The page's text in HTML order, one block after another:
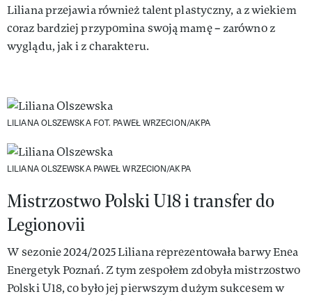
Liliana przejawia również talent plastyczny, a z wiekiem
coraz bardziej przypomina swoją mamę – zarówno z
wyglądu, jak i z charakteru.
LILIANA OLSZEWSKA FOT. PAWEŁ WRZECION/AKPA
LILIANA OLSZEWSKA PAWEŁ WRZECION/AKPA
Mistrzostwo Polski U18 i transfer do
Legionovii
W sezonie 2024/2025 Liliana reprezentowała barwy Enea
Energetyk Poznań. Z tym zespołem zdobyła mistrzostwo
Polski U18, co było jej pierwszym dużym sukcesem w